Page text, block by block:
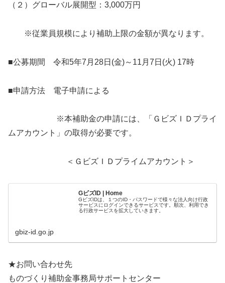
（２）グローバル展開型：3,000万円
※従業員規模により補助上限の金額が異なります。
■公募期間 令和5年7月28日(金)～11月7日(火) 17時
■申請方法 電子申請による
※本補助金の申請には、「ＧビズＩＤプライ
ムアカウント」の取得が必要です。
＜ＧビズＩＤプライムアカウント＞
GビズID | Home
GビズIDは、１つのID・パスワードで様々な法人向け行政
サービスにログインできるサービスです。順次、利用でき
る行政サービスを拡大していきます。
gbiz-id.go.jp
★お問い合わせ先
ものづくり補助金事務局サポートセンター